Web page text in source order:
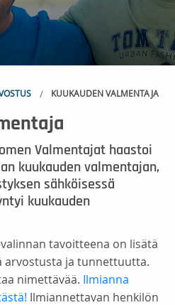
KUUKAUDEN VALMENTAJA
Valmentajat haastoi
kuukauden valmentajan,
sähköisessä
kuukauden
tavoitteena on lisätä
arvostusta ja tunnettuutta.
nimettävää. Ilmianna
Ilmiannettavan henkilön